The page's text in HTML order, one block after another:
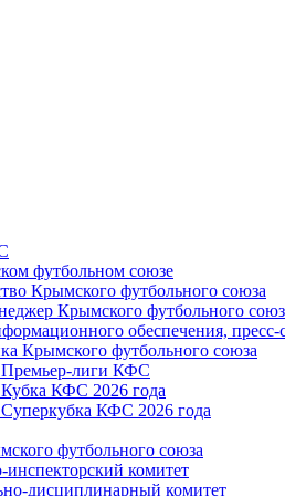
футбольном союзе
Крымского футбольного союза
Крымского футбольного
обеспечения, пресс-
Крымского футбольного союза
лиги КФС
КФС 2026 года
КФС 2026 года
футбольного союза
инспекторский комитет
дисциплинарный комитет